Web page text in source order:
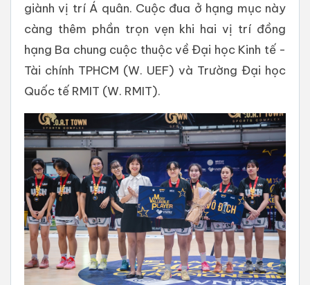
giành vị trí Á quân. Cuộc đua ở hạng mục này
càng thêm phần trọn vẹn khi hai vị trí đồng
hạng Ba chung cuộc thuộc về Đại học Kinh tế -
Tài chính TPHCM (W. UEF) và Trường Đại học
Quốc tế RMIT (W. RMIT).